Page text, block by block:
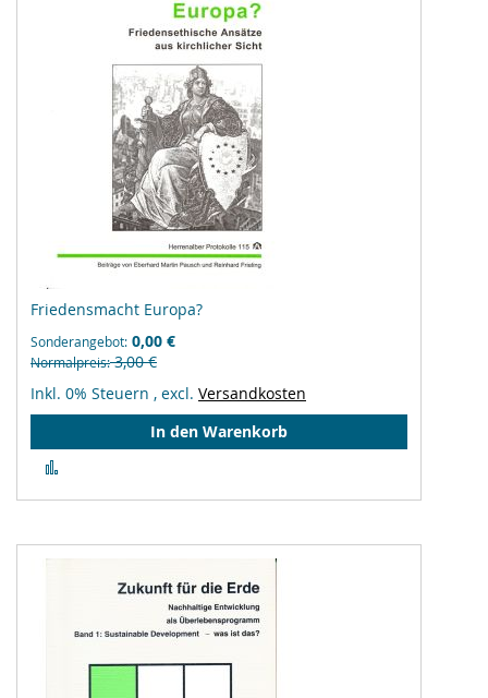
Friedensmacht Europa?
Sonderangebot 0,00 €
Normalpreis 3,00 €
Inkl. 0% Steuern , excl. Versandkosten
In den Warenkorb
hinzufügen